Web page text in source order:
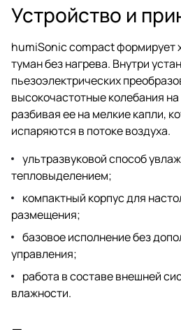
Устройство и
humiSonic compact формирует
туман без нагрева. Внутри
пьезоэлектрических
высокочастотные колебания
разбивая ее на мелкие капли,
испаряются в потоке воздуха.
ультразвуковой способ
тепловыделением;
компактный корпус для
размещения;
базовое исполнение без
управления;
работа в составе внешней
влажности.